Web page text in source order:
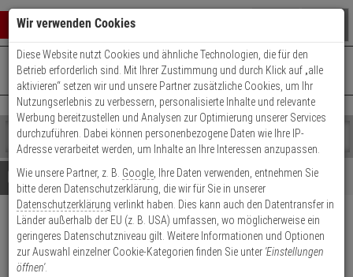
0 ARTIKEL IM WARENKORB
Ihr Warenkorb ist momentan leer.
Ergebnisse ()
Fertig
Shop
durchsuchen
Bitte
geben
Sie
mindestens
Zeichen
ein,
um
Es
wurde
noch
Kategorien
Suche
gestartet
+49 (0)821 899 493-0Mo. - Do.: 8:00 - 16:30 | Fr.: 8:00 - 14:00 Uhr
Kontaktservice nutzen
Details Beratung
SimonsVoss SlimTag
MIFARE DESFire EV2, 5 Stk.
Wir verwenden Cookies
Diese Website nutzt Cookies und ähnliche Technologien, die für den
Betrieb erforderlich sind. Mit Ihrer Zustimmung und durch Klick auf „alle
aktivieren“ setzen wir und unsere Partner zusätzliche Cookies, um Ihr
Nutzungserlebnis zu verbessern, personalisierte Inhalte und relevante
Werbung bereitzustellen und Analysen zur Optimierung unserer Services
durchzuführen. Dabei können personenbezogene Daten wie Ihre IP-
Adresse verarbeitet werden, um Inhalte an Ihre Interessen anzupassen.
Wie unsere Partner, z. B. Google , Ihre Daten verwenden, entnehmen Sie
bitte deren Datenschutzerklärung, die wir für Sie in unserer
Datenschutzerklärung verlinkt haben. Dies kann auch den Datentransfer in
Länder außerhalb der EU (z. B. USA) umfassen, wo möglicherweise ein
geringeres Datenschutzniveau gilt. Weitere Informationen und Optionen
zur Auswahl einzelner Cookie-Kategorien finden Sie unter 'Einstellungen
öffnen'.